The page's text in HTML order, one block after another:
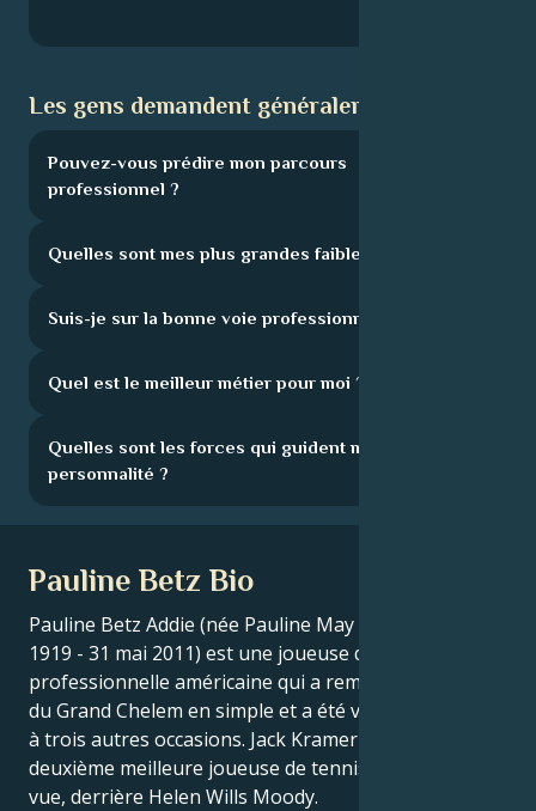
Les gens demandent généralement :
Pouvez-vous prédire mon parcours
professionnel ?
Quelles sont mes plus grandes faiblesses ?
Suis-je sur la bonne voie professionnelle ?
Quel est le meilleur métier pour moi ?
Quelles sont les forces qui guident ma
personnalité ?
Pauline Betz Bio
Pauline Betz Addie (née Pauline May Betz, 6 août
1919 - 31 mai 2011) est une joueuse de tennis
professionnelle américaine qui a remporté cinq titres
du Grand Chelem en simple et a été vice-championne
à trois autres occasions. Jack Kramer l'a qualifiée de
deuxième meilleure joueuse de tennis qu'il ait jamais
vue, derrière Helen Wills Moody.